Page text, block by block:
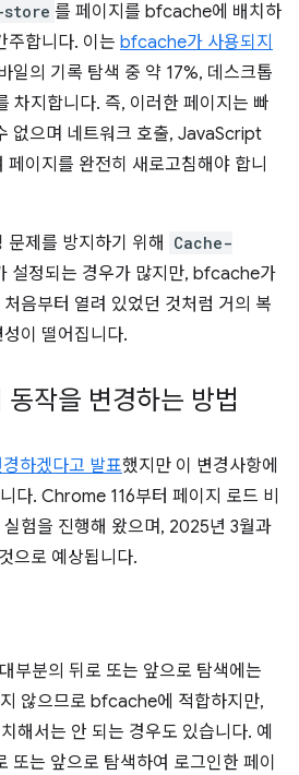
를 페이지를 bfcache에 배치하
주합니다. 이는 bfcache가 사용되지
일의 기록 탐색 중 약 17%, 데스크톱
차지합니다. 즉, 이러한 페이지는 빠
없으며 네트워크 호출, JavaScript
이지를 완전히 새로고침해야 합니
문제를 방지하기 위해
Cache-
설정되는 경우가 많지만, bfcache가
음부터 열려 있었던 것처럼 거의 복
이 떨어집니다.
작을 변경하는 방법
하겠다고 발표했지만 이 변경사항에
다. Chrome 116부터 페이지 로드 비
험을 진행해 왔으며, 2025년 3월과
으로 예상됩니다.
부분의 뒤로 또는 앞으로 탐색에는
않으므로 bfcache에 적합하지만,
해서는 안 되는 경우도 있습니다. 예
또는 앞으로 탐색하여 로그인한 페이